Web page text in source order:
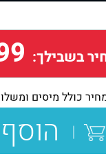
בשבילך:
כולל מיסים